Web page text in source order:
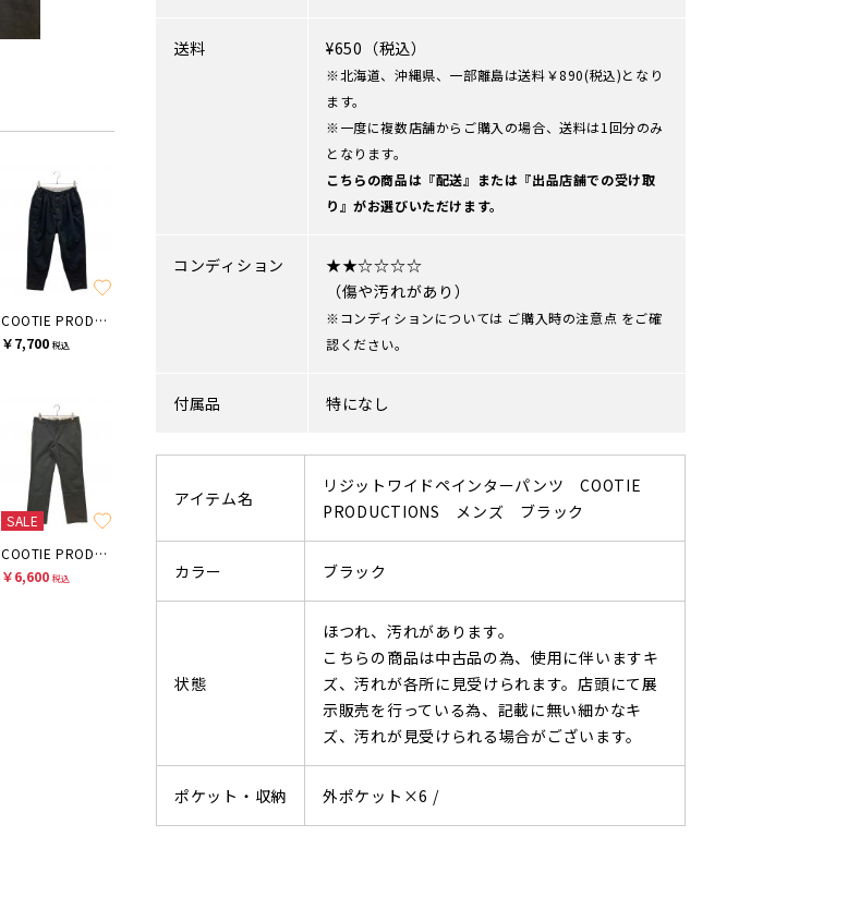
COOTIE PRODUCTIONS
￥7,700 税込
SALE
COOTIE PRODUCTIONS
￥6,600 税込
送料 ¥650（税込）
※北海道、沖縄県、一部離島は送料￥890(税込)となり
ます。
※一度に複数店舗からご購入の場合、送料は1回分のみ
となります。
こちらの商品は『配送』または『出品店舗での受け取
り』がお選びいただけます。
コンディション
★★☆☆☆☆
（傷や汚れがあり）
※コンディションについては ご購入時の注意点 をご確
認ください。
付属品 特になし
アイテム名
リジットワイドペインターパンツ COOTIE
PRODUCTIONS メンズ ブラック
カラー ブラック
状態
ほつれ、汚れがあります。
こちらの商品は中古品の為、使用に伴いますキ
ズ、汚れが各所に見受けられます。店頭にて展
示販売を行っている為、記載に無い細かなキ
ズ、汚れが見受けられる場合がございます。
ポケット・収納 外ポケット×6 /